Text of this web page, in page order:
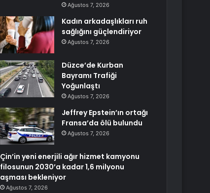
Ağustos 7, 2026
Kadın arkadaşlıkları ruh
sağlığını güçlendiriyor
Ağustos 7, 2026
Düzce’de Kurban
Bayramı Trafiği
Yoğunlaştı
Ağustos 7, 2026
Jeffrey Epstein’ın ortağı
Fransa’da ölü bulundu
Ağustos 7, 2026
Çin’in yeni enerjili ağır hizmet kamyonu
filosunun 2030’a kadar 1,6 milyonu
aşması bekleniyor
Ağustos 7, 2026